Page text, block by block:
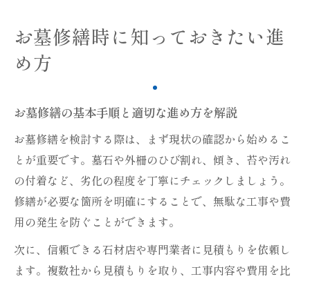
お墓修繕時に知っておきたい進
め方
お墓修繕の基本手順と適切な進め方を解説
お墓修繕を検討する際は、まず現状の確認から始めるこ
とが重要です。墓石や外柵のひび割れ、傾き、苔や汚れ
の付着など、劣化の程度を丁寧にチェックしましょう。
修繕が必要な箇所を明確にすることで、無駄な工事や費
用の発生を防ぐことができます。
次に、信頼できる石材店や専門業者に見積もりを依頼し
ます。複数社から見積もりを取り、工事内容や費用を比